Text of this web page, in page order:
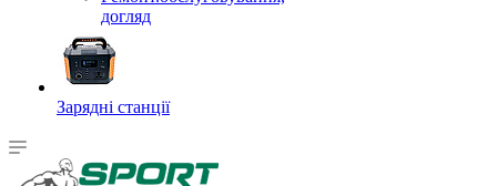
догляд
Зарядні станції